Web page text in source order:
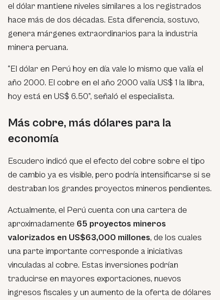
el dólar mantiene niveles similares a los registrados
hace más de dos décadas. Esta diferencia, sostuvo,
genera márgenes extraordinarios para la industria
minera peruana.
“El dólar en Perú hoy en día vale lo mismo que valía el
año 2000. El cobre en el año 2000 valía US$ 1 la libra,
hoy está en US$ 6.50”, señaló el especialista.
Más cobre, más dólares para la
economía
Escudero indicó que el efecto del cobre sobre el tipo
de cambio ya es visible, pero podría intensificarse si se
destraban los grandes proyectos mineros pendientes.
Actualmente, el Perú cuenta con una cartera de
aproximadamente 65 proyectos mineros
valorizados en US$63,000 millones, de los cuales
una parte importante corresponde a iniciativas
vinculadas al cobre. Estas inversiones podrían
traducirse en mayores exportaciones, nuevos
ingresos fiscales y un aumento de la oferta de dólares